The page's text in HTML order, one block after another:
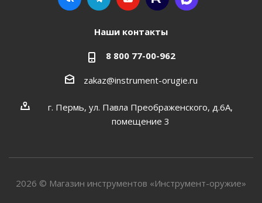
Наши контакты
8 800 77-00-962
zakaz@instrument-orugie.ru
г. Пермь, ул. Павла Преображенского, д.6А,
помещение 3
2026 © Магазин инструментов «Инструмент-оружие»